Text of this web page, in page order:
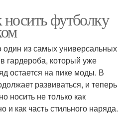
футболку
один из самых универсальных
гардероба, который уже
остается на пике моды. В
развиваться, и теперь
носить не только как
и как часть стильного наряда.